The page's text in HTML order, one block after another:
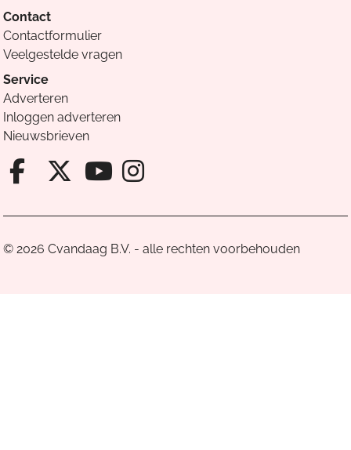
Contact
Contactformulier
Veelgestelde vragen
Service
Adverteren
Inloggen adverteren
Nieuwsbrieven
Facebook van Cvandaag
X van Cvandaag
Instagram van
© 2026 Cvandaag B.V. - alle rechten voorbehouden